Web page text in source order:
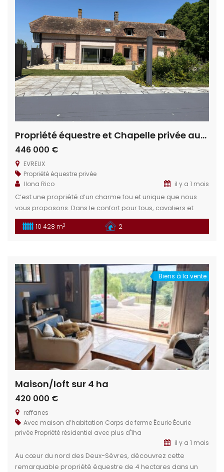
Propriété équestre et Chapelle privée aux portes d’Évreux
446 000 €
EVREUX
Propriété équestre privée
Ilona Rico
il y a 1 mois
C’est une propriété d’un charme fou et unique que nous
vous proposons. Dans le confort pour tous, cavaliers et
chevaux, venez installer votre rêve dans cette propriété
aux portes d’une grande ville pour allier le confort de la
[…]
10 428 m2 2
Biens à la vente
Maison/loft sur 4 ha
420 000 €
reffanes
Avec maison d’habitation Corps de ferme Écurie Écurie
privée Propriété résidentiel avec plus d'1ha
il y a 1 mois
Au cœur du nord des Deux-Sèvres, découvrez cette
remarquable propriété équestre de 4 hectares dans un